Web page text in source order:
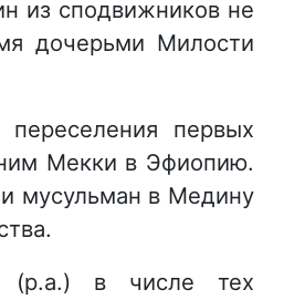
из сподвижников не
дочерьми Милости
первых
Мекки в Эфиопию.
мусульман в Медину
(р.а.) в числе тех